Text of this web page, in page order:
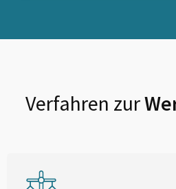
Verfahren zur